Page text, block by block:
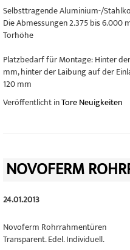
Selbsttragende Aluminium-/
Die Abmessungen 2.375 bis 6.000
Torhöhe
Platzbedarf für Montage: Hinter
mm, hinter der Laibung auf der
120 mm
Veröffentlicht inTore Neuigkeiten
NOVOFERM
24.01.2013
Novoferm Rohrrahmentüren
Transparent. Edel. Individuell.